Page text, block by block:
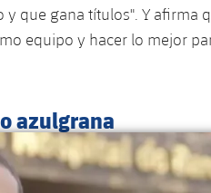
que gana títulos". Y afirma
equipo y hacer lo mejor
azulgrana